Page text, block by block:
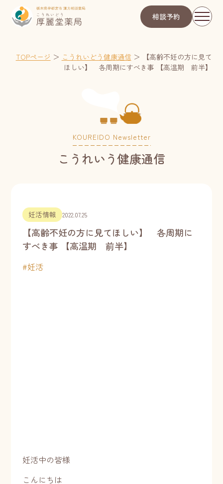
相談予約
TOPページ ＞ こうれいどう健康通信 ＞
【高齢不妊の方に見て
ほしい】 各周期にすべき事 【高温期 前半】
KOUREIDO Newsletter
こうれいう健康通信
妊活情報 2022.07.25
【高齢不妊の方に見てほしい】 各周期に
すべき事 【高温期 前半】
#妊活
妊活中の皆様
こんにちは